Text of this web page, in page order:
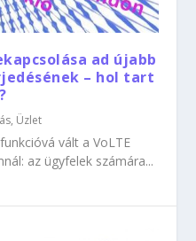
ad újabb
– hol tart
, Üzlet
vált a VoLTE
az ügyfelek számára...